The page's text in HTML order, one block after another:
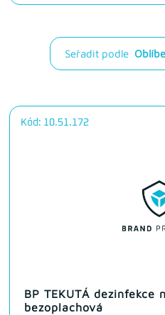
Seřadit podle
Kód: 10.51.172
BP TEKUTÁ dezinfekce na ruce a povrchy 5l
bezoplachová